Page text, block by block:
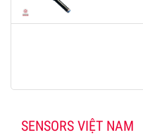
SENSORS VIỆT NAM